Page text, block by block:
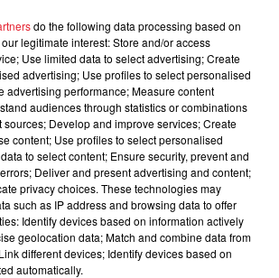
Des vitres tombent de la tour
Montparnasse : des désaccords
entre...
Incendies en Gironde : encore
plusieurs semaines avant
l'extinction...
do the following data processing based on
legitimate interest: Store and/or access
Use limited data to select advertising; Create
advertising; Use profiles to select personalised
advertising performance; Measure content
audiences through statistics or combinations
sources; Develop and improve services; Create
content; Use profiles to select personalised
to select content; Ensure security, prevent and
Deliver and present advertising and content;
privacy choices. These technologies may
such as IP address and browsing data to offer
Identify devices based on information actively
geolocation data; Match and combine data from
different devices; Identify devices based on
automatically.